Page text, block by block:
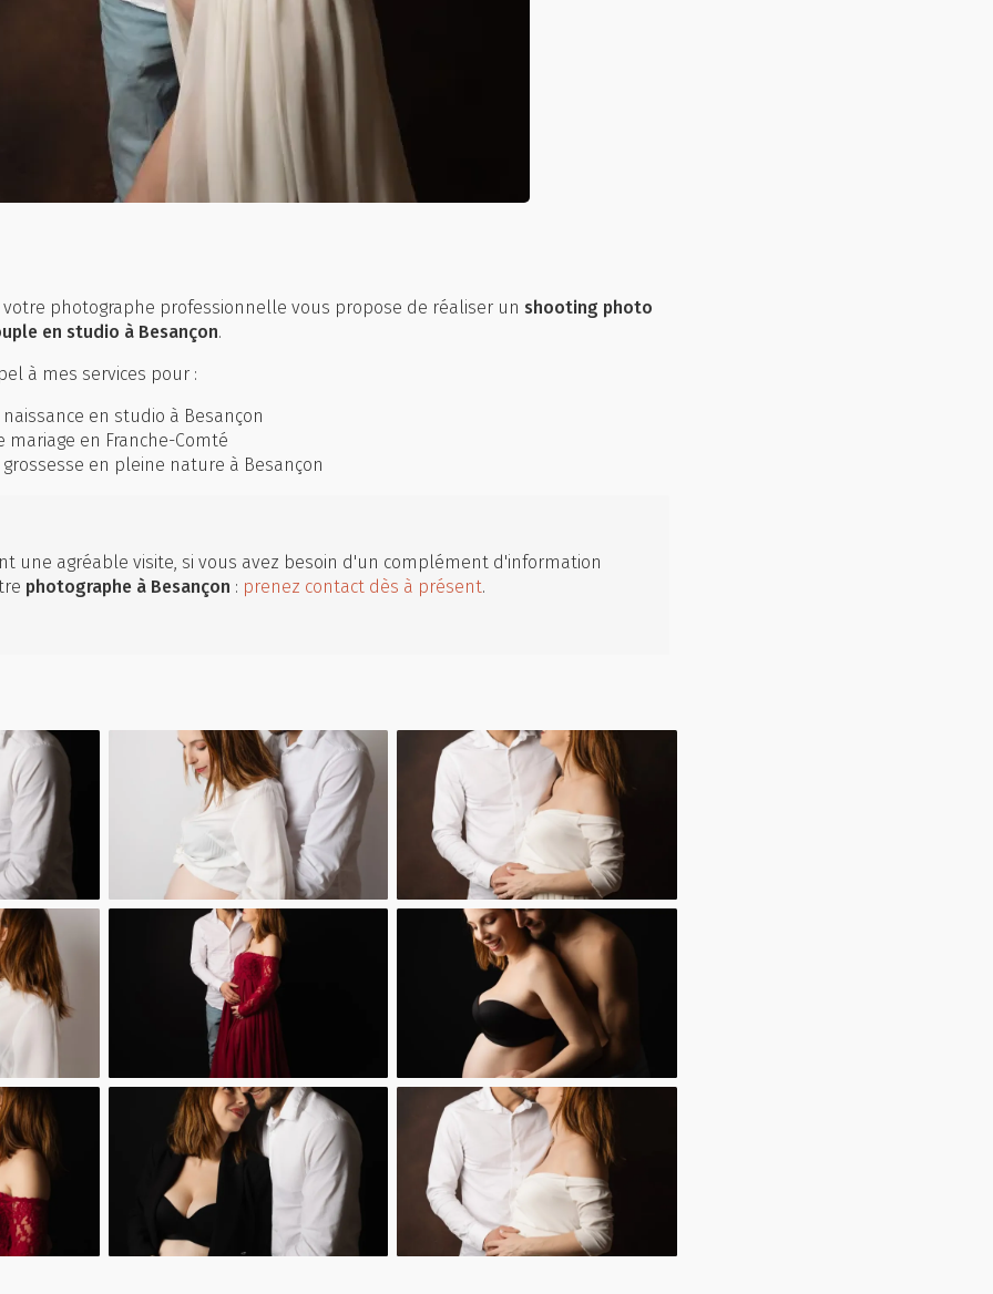
votre photographe professionnelle vous propose de réaliser un shooting photo
en studio à Besançon.
à mes services pour :
en studio à Besançon
mariage en Franche-Comté
en pleine nature à Besançon
une agréable visite, si vous avez besoin d'un complément d'information
photographe à Besançon : prenez contact dès à présent.